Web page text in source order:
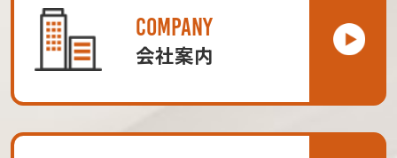
COMPANY
会社案内